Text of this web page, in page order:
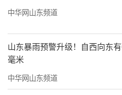
▲君一·太原海尚府
中华网山东频道
山东暴雨预警升级！自西向东
毫米
中华网山东频道